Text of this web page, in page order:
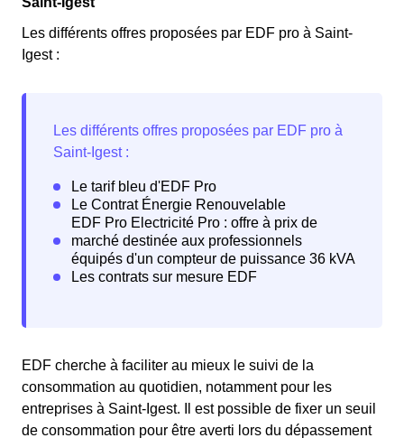
Les différents offres proposées par EDF pro à Saint-
Igest :
EDF cherche à faciliter au mieux le suivi de la
consommation au quotidien, notamment pour les
entreprises à Saint-Igest. Il est possible de fixer un seuil
de consommation pour être averti lors du dépassement